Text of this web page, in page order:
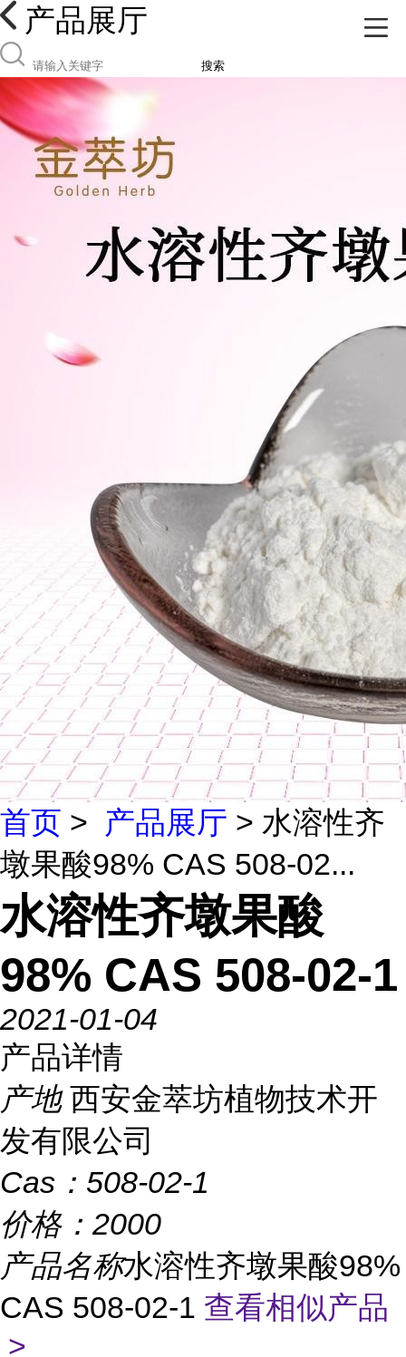
产品展厅
搜索
首页 > 产品展厅 > 水溶性齐
墩果酸98% CAS 508-02...
水溶性齐墩果酸
98% CAS 508-02-1
2021-01-04
产品详情
产地 西安金萃坊植物技术开
发有限公司
Cas： 508-02-1
价格： 2000
产品名称水溶性齐墩果酸98%
CAS 508-02-1 查看相似产品
>